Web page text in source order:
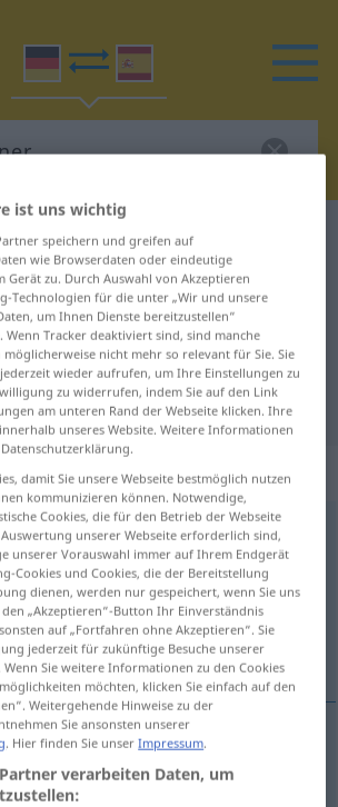
Wörterbuch Abfallcontainer
Übersetzung für
Spanisch
: Maskulinum
<Abfallcontainers;Abfallcontainer>
Übersetzung anklicken/antippen)
basura
basura Abfallcontainer
ist uns wichtig
speichern und greifen auf
wie Browserdaten oder eindeutige
Gerät zu. Durch Auswahl von Akzeptieren
Technologien für die unter „Wir und unsere
um Ihnen Dienste bereitzustellen“
Wenn Tracker deaktiviert sind, sind manche
nicht mehr so relevant für Sie. Sie
wieder aufrufen, um Ihre Einstellungen zu
zu widerrufen, indem Sie auf den Link
am unteren Rand der Webseite klicken. Ihre
unseres Website. Weitere Informationen
damit Sie unsere Webseite bestmöglich nutzen
kommunizieren können. Notwendige,
Cookies, die für den Betrieb der Webseite
unserer Webseite erforderlich sind,
unserer Vorauswahl immer auf Ihrem Endgerät
Cookies und Cookies, die der Bereitstellung
dienen, werden nur gespeichert, wenn Sie uns
„Akzeptieren“-Button Ihr Einverständnis
auf „Fortfahren ohne Akzeptieren“. Sie
jederzeit für zukünftige Besuche unserer
Sie weitere Informationen zu den Cookies
möchten, klicken Sie einfach auf den
Weitergehende Hinweise zu der
Sie ansonsten unserer
. Hier finden Sie unserImpressum.
verarbeiten Daten, um